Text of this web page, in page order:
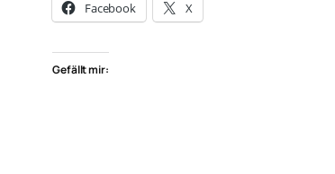
Facebook X
Gefällt mir: